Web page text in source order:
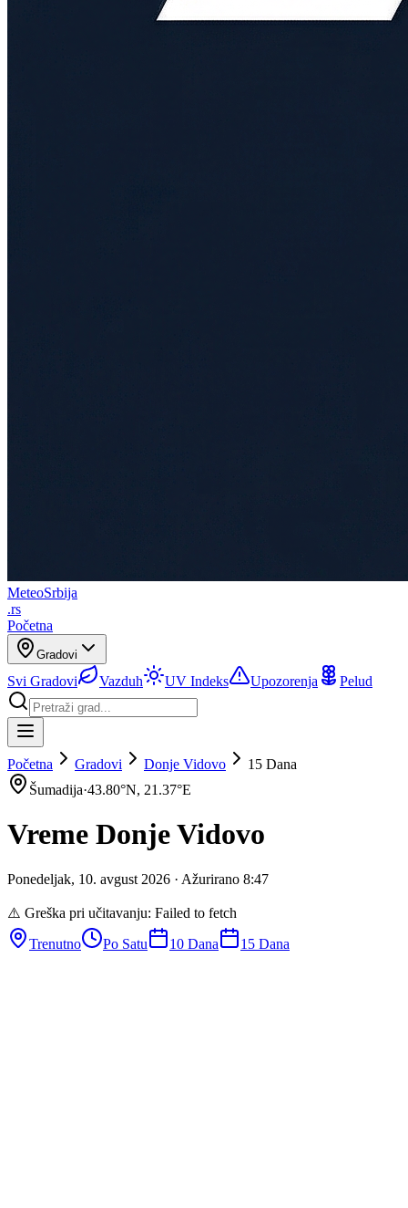
MeteoSrbija
.rs
Početna
Gradovi
Svi Gradovi Vazduh UV Indeks Upozorenja Pelud
Početna Gradovi Donje Vidovo
15 Dana
Šumadija·43.80°N, 21.37°E
Vreme Donje Vidovo
Ponedeljak, 10. avgust 2026 · Ažurirano 8:47
⚠️ Greška pri učitavanju: Failed to fetch
Trenutno
Po Satu 10 Dana 15 Dana